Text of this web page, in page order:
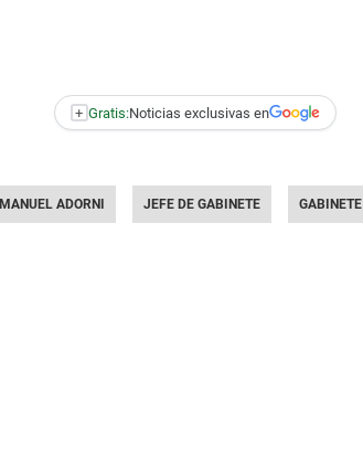
+ Gratis:Noticias exclusivas en
MANUEL ADORNI JEFE DE GABINETE GABINETE